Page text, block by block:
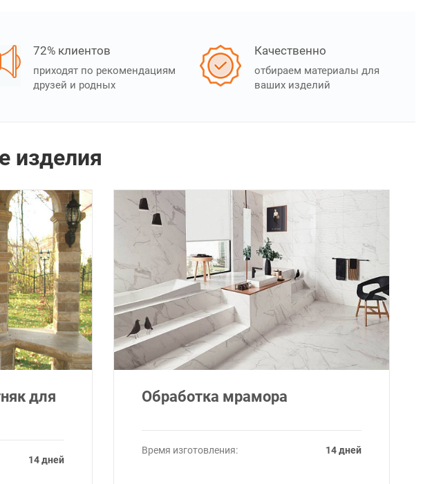
72% клиентов
приходят по рекомендациям
друзей и родных
Качественно
отбираем материалы для
ваших изделий
изделия
для
14 дней
Обработка мрамора
Время изготовления: 14 дней